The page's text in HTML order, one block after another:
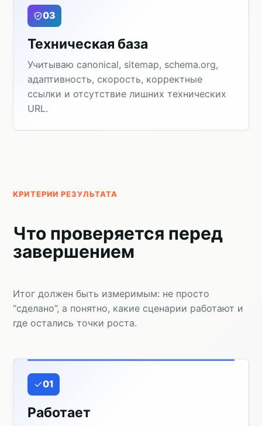
03
Техническая база
Учитываю canonical, sitemap, schema.org,
адаптивность, скорость, корректные
ссылки и отсутствие лишних технических
URL.
КРИТЕРИИ РЕЗУЛЬТАТА
Что проверяется перед
завершением
Итог должен быть измеримым: не просто
“сделано”, а понятно, какие сценарии работают и
где остались точки роста.
01
Работает